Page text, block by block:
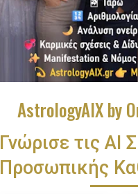
AstrologyAIX by
Γνώρισε τις ΑΙ
Προσωπικής